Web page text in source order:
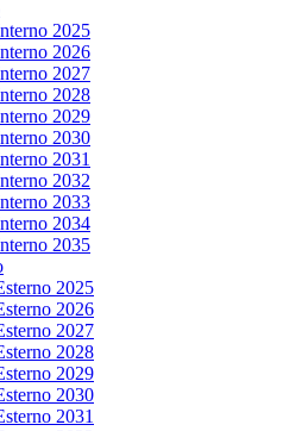
2025
2026
2027
2028
2029
2030
2031
2032
2033
2034
2035
2025
2026
2027
2028
2029
2030
2031